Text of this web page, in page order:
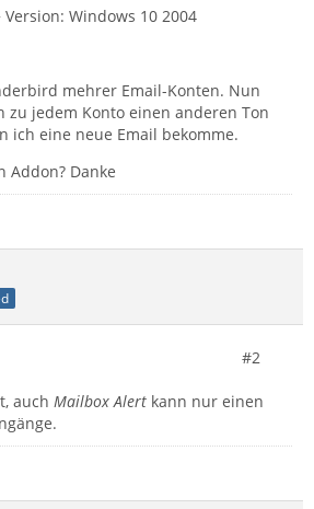
Windows 10 2004
mehrer Email-Konten. Nun
zu jedem Konto einen anderen Ton
ich eine neue Email bekomme.
Addon? Danke
#2
auch Mailbox Alert kann nur einen